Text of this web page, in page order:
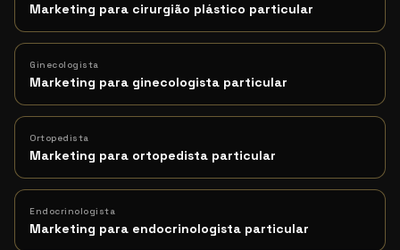
Marketing para cirurgião plástico particular
Ginecologista
Marketing para ginecologista particular
Ortopedista
Marketing para ortopedista particular
Endocrinologista
Marketing para endocrinologista particular